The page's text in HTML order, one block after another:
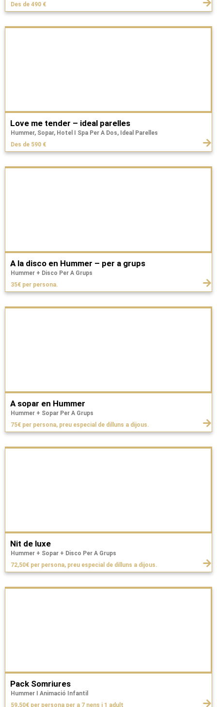
Des de 490 €
Love me tender – ideal parelles
Hummer, Sopar, Hotel I Spa Per A Dos, Ideal Parelles
Des de 590 €
A la disco en Hummer – per a grups
Hummer + Disco Per A Grups
35€ per persona.
A sopar en Hummer
Hummer + Sopar Per A Grups
75€ per persona, preu especial de dilluns a dijous.
Nit de luxe
Hummer + Sopar + Disco Per A Grups
72,50€ per persona, preu especial de dilluns a dijous.
Pack Somriures
Hummer I Animació Infantil
59,50€ per persona per a 7 nens i 1 adult